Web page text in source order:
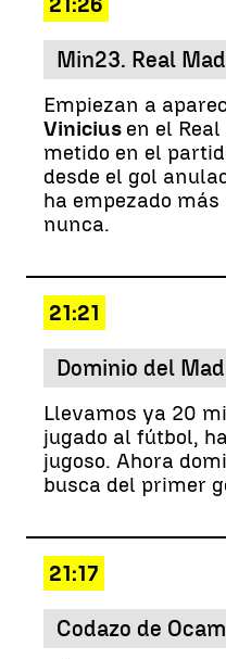
Min23. Real
Empiezan a
Vinicius en el
metido en el
desde el gol
ha empezado
nunca.
21:21
Dominio del
Llevamos ya 20
jugado al fútbol,
jugoso. Ahora
busca del primer
21:17
Codazo de